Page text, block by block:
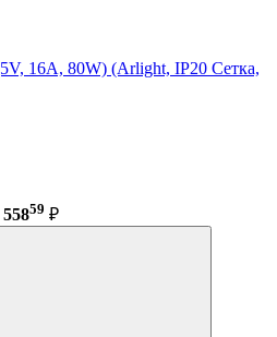
16A, 80W) (Arlight, IP20 Сетка,
55859 ₽